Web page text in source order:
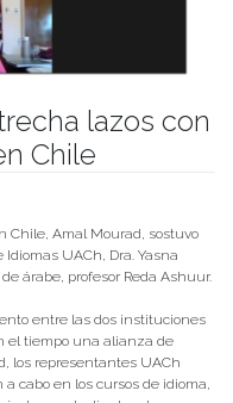
lazos con
Chile
Chile, Amal Mourad, sostuvo
UACh, Dra. Yasna
árabe, profesor Reda Ashuur.
entre las dos instituciones
el tiempo una alianza de
los representantes UACh
cabo en los cursos de idioma,